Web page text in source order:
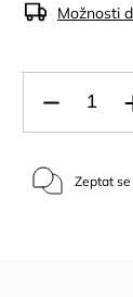
Možnosti
Zeptat se